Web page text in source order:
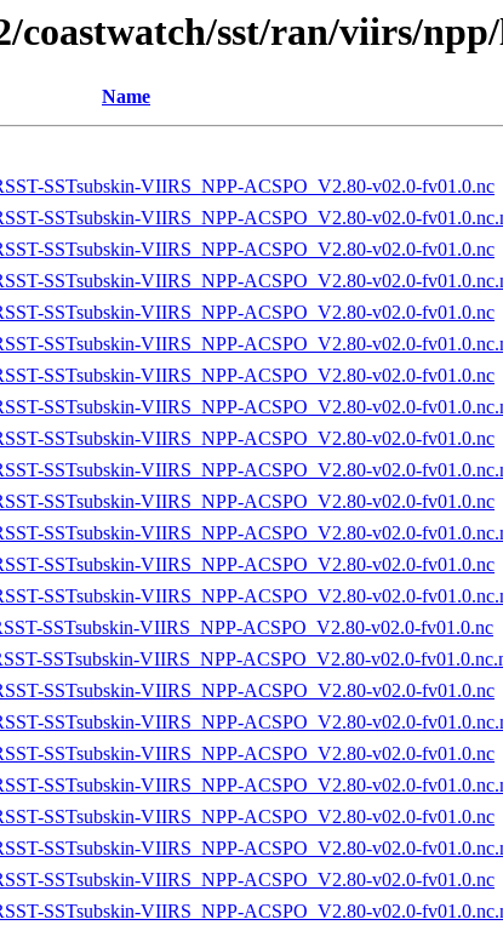
coastwatch/sst/ran/viirs/
Name
SSTsubskin-VIIRS_NPP-ACSPO_V2.80-v02.0-fv01.0.nc
SSTsubskin-VIIRS_NPP-ACSPO_V2.80-v02.0-
SSTsubskin-VIIRS_NPP-ACSPO_V2.80-v02.0-fv01.0.nc
SSTsubskin-VIIRS_NPP-ACSPO_V2.80-v02.0-
SSTsubskin-VIIRS_NPP-ACSPO_V2.80-v02.0-fv01.0.nc
SSTsubskin-VIIRS_NPP-ACSPO_V2.80-v02.0-
SSTsubskin-VIIRS_NPP-ACSPO_V2.80-v02.0-fv01.0.nc
SSTsubskin-VIIRS_NPP-ACSPO_V2.80-v02.0-
SSTsubskin-VIIRS_NPP-ACSPO_V2.80-v02.0-fv01.0.nc
SSTsubskin-VIIRS_NPP-ACSPO_V2.80-v02.0-
SSTsubskin-VIIRS_NPP-ACSPO_V2.80-v02.0-fv01.0.nc
SSTsubskin-VIIRS_NPP-ACSPO_V2.80-v02.0-
SSTsubskin-VIIRS_NPP-ACSPO_V2.80-v02.0-fv01.0.nc
SSTsubskin-VIIRS_NPP-ACSPO_V2.80-v02.0-
SSTsubskin-VIIRS_NPP-ACSPO_V2.80-v02.0-fv01.0.nc
SSTsubskin-VIIRS_NPP-ACSPO_V2.80-v02.0-
SSTsubskin-VIIRS_NPP-ACSPO_V2.80-v02.0-fv01.0.nc
SSTsubskin-VIIRS_NPP-ACSPO_V2.80-v02.0-
SSTsubskin-VIIRS_NPP-ACSPO_V2.80-v02.0-fv01.0.nc
SSTsubskin-VIIRS_NPP-ACSPO_V2.80-v02.0-
SSTsubskin-VIIRS_NPP-ACSPO_V2.80-v02.0-fv01.0.nc
SSTsubskin-VIIRS_NPP-ACSPO_V2.80-v02.0-
SSTsubskin-VIIRS_NPP-ACSPO_V2.80-v02.0-fv01.0.nc
SSTsubskin-VIIRS_NPP-ACSPO_V2.80-v02.0-